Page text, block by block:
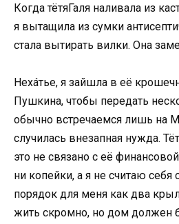
Когда тётяГаля наливала из
я вытащила из сумки
стала вытирать вилки. Она
Нехáтье, я зайшла в её
Пушкина, чтобы передать
обычно встречаемся лишь на
случилась внезапная нужда.
это не связано с её
ни копейки, а я не считаю себя
порядок для меня как два
жить скромно, но дом должен